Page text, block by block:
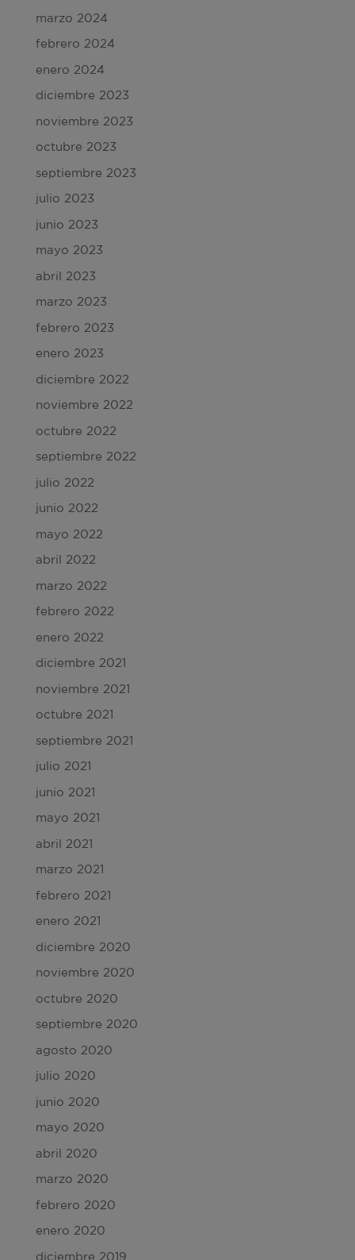
marzo 2024
febrero 2024
enero 2024
diciembre 2023
noviembre 2023
octubre 2023
septiembre 2023
julio 2023
junio 2023
mayo 2023
abril 2023
marzo 2023
febrero 2023
enero 2023
diciembre 2022
noviembre 2022
octubre 2022
septiembre 2022
julio 2022
junio 2022
mayo 2022
abril 2022
marzo 2022
febrero 2022
enero 2022
diciembre 2021
noviembre 2021
octubre 2021
septiembre 2021
julio 2021
junio 2021
mayo 2021
abril 2021
marzo 2021
febrero 2021
enero 2021
diciembre 2020
noviembre 2020
octubre 2020
septiembre 2020
agosto 2020
julio 2020
junio 2020
mayo 2020
abril 2020
marzo 2020
febrero 2020
enero 2020
diciembre 2019